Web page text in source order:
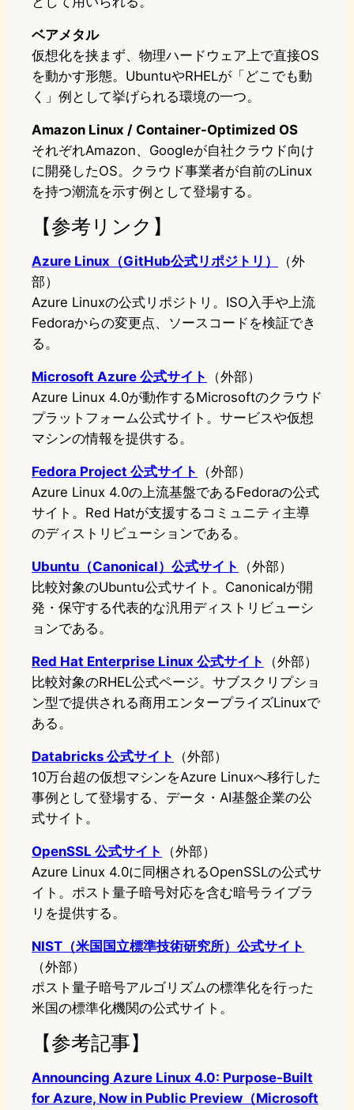
ベアメタル
仮想化を挟まず、物理ハードウェア上で直接OS
を動かす形態。UbuntuやRHELが「どこでも動
く」例として挙げられる環境の一つ。
Amazon Linux / Container-Optimized OS
それぞれAmazon、Googleが自社クラウド向け
に開発したOS。クラウド事業者が自前のLinux
を持つ潮流を示す例として登場する。
【参考リンク】
Azure Linux（GitHub公式リポジトリ）
（外
部）
Azure Linuxの公式リポジトリ。ISO入手や上流
Fedoraからの変更点、ソースコードを検証でき
る。
Microsoft Azure 公式サイト
（外部）
Azure Linux 4.0が動作するMicrosoftのクラウド
プラットフォーム公式サイト。サービスや仮想
マシンの情報を提供する。
Fedora Project 公式サイト
（外部）
Azure Linux 4.0の上流基盤であるFedoraの公式
サイト。Red Hatが支援するコミュニティ主導
のディストリビューションである。
Ubuntu（Canonical）公式サイト
（外部）
比較対象のUbuntu公式サイト。Canonicalが開
発・保守する代表的な汎用ディストリビューシ
ョンである。
Red Hat Enterprise Linux 公式サイト
（外部）
比較対象のRHEL公式ページ。サブスクリプショ
ン型で提供される商用エンタープライズLinuxで
ある。
Databricks 公式サイト
（外部）
10万台超の仮想マシンをAzure Linuxへ移行した
事例として登場する、データ・AI基盤企業の公
式サイト。
OpenSSL 公式サイト
（外部）
Azure Linux 4.0に同梱されるOpenSSLの公式サ
イト。ポスト量子暗号対応を含む暗号ライブラ
リを提供する。
NIST（米国国立標準技術研究所）公式サイト
（外部）
ポスト量子暗号アルゴリズムの標準化を行った
米国の標準化機関の公式サイト。
【参考記事】
Announcing Azure Linux 4.0: Purpose-Built
for Azure, Now in Public Preview（Microsoft